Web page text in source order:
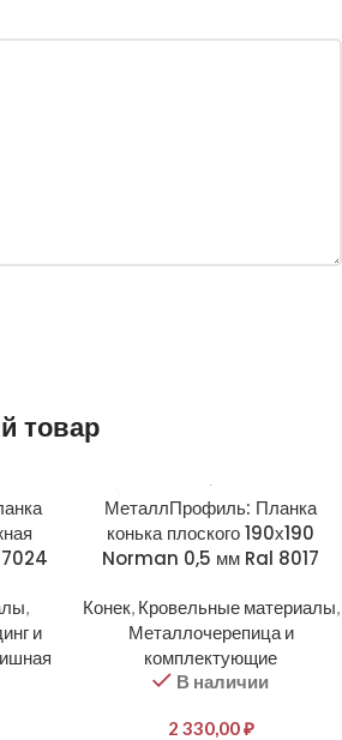
товар
,
и
МеталлПрофиль: Планка
конька плоского 190х190
Norman 0,5 мм Ral 8017
Конек, Кровельные материалы,
Металлочерепица и
комплектующие
В наличии
2 330,00₽